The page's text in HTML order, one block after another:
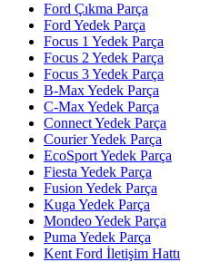
Ford Çıkma Parça
Ford Yedek Parça
Focus 1 Yedek Parça
Focus 2 Yedek Parça
Focus 3 Yedek Parça
B-Max Yedek Parça
C-Max Yedek Parça
Connect Yedek Parça
Courier Yedek Parça
EcoSport Yedek Parça
Fiesta Yedek Parça
Fusion Yedek Parça
Kuga Yedek Parça
Mondeo Yedek Parça
Puma Yedek Parça
Kent Ford İletişim Hattı